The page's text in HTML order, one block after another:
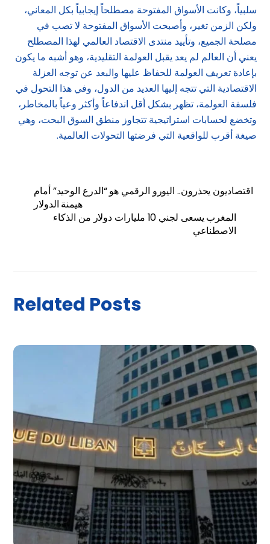
سلبياً، وكانت الأسواق المفتوحة مصطلحاً إيجابياً بكل المعاني،
ولكن الزمن تغير، وأصبحت الأسواق المفتوحة لا تصب في
مصلحة الجميع، وتأييد منتدى الاقتصاد العالمي لهذا المصطلح
يعني أن العالم لم يعد يقبل العولمة التقليدية، وهو أشبه ما يكون
بإعادة تعريف العولمة للحفاظ عليها والبعد عن توجه العزلة
الاقتصادية التي تتجه إليها العديد من الدول، وفي هذا التحول في
فلسفة العولمة، تظهر بشكل أقل اندفاعاً وأكثر وعياً بالمخاطر،
وتخضع لحسابات استراتيجية تتجاوز منطق السوق البحت، وهي
صيغة أقرب للواقعية التي فرضتها التحولات العالمية.
اقتصاديون يحذرون.. اليورو الرقمي هو “الدرع الوحيد” أمام
هيمنة الدولار
المغرب يسعى لجني 10 مليارات دولار من الذكاء
الاصطناعي
Related Posts